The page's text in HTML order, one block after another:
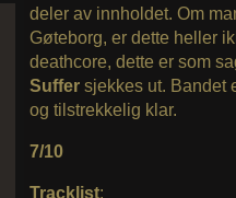
deler av innholdet. Om
Gøteborg, er dette heller
deathcore, dette er som
Suffer sjekkes ut. Bandet
og tilstrekkelig klar.
7/10
Tracklist: